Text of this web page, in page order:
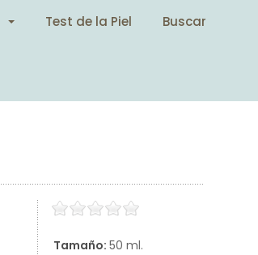
Test de la Piel
Buscar
Tamaño: 50 ml.